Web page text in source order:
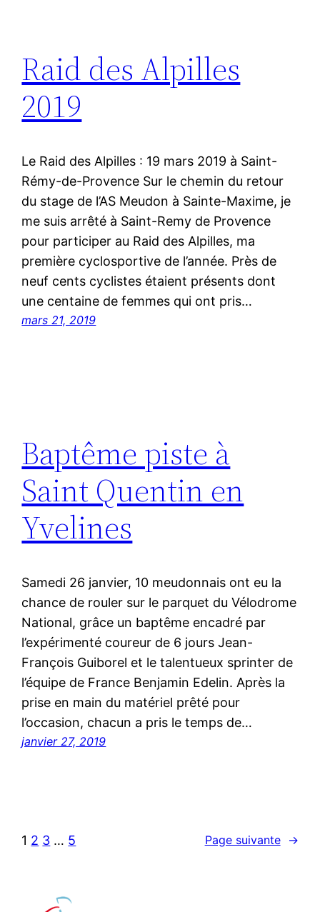
Raid des Alpilles
2019
Le Raid des Alpilles : 19 mars 2019 à Saint-
Rémy-de-Provence Sur le chemin du retour
du stage de l’AS Meudon à Sainte-Maxime, je
me suis arrêté à Saint-Remy de Provence
pour participer au Raid des Alpilles, ma
première cyclosportive de l’année. Près de
neuf cents cyclistes étaient présents dont
une centaine de femmes qui ont pris…
mars 21, 2019
Baptême piste à
Saint Quentin en
Yvelines
Samedi 26 janvier, 10 meudonnais ont eu la
chance de rouler sur le parquet du Vélodrome
National, grâce un baptême encadré par
l’expérimenté coureur de 6 jours Jean-
François Guiborel et le talentueux sprinter de
l’équipe de France Benjamin Edelin. Après la
prise en main du matériel prêté pour
l’occasion, chacun a pris le temps de…
janvier 27, 2019
1 2 3 … 5 Page suivante →